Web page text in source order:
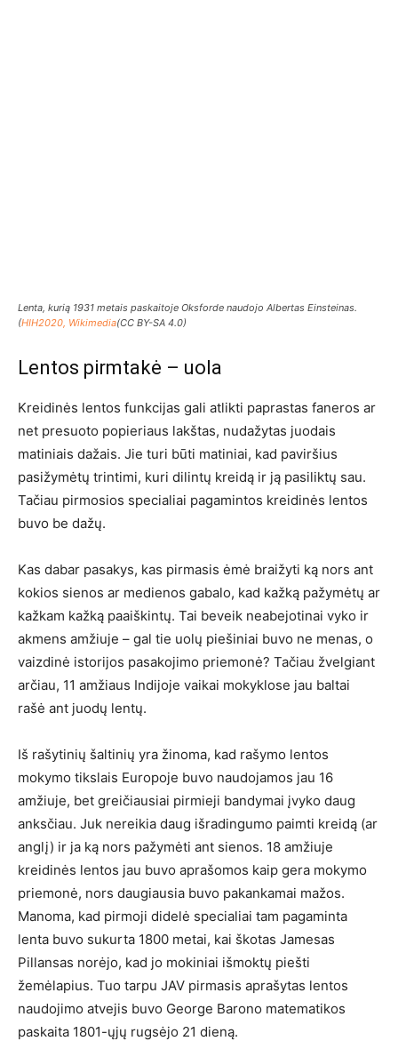
Lenta, kurią 1931 metais paskaitoje Oksforde naudojo Albertas Einsteinas.
(HIH2020, Wikimedia(CC BY-SA 4.0)
Lentos pirmtakė – uola
Kreidinės lentos funkcijas gali atlikti paprastas faneros ar
net presuoto popieriaus lakštas, nudažytas juodais
matiniais dažais. Jie turi būti matiniai, kad paviršius
pasižymėtų trintimi, kuri dilintų kreidą ir ją pasiliktų sau.
Tačiau pirmosios specialiai pagamintos kreidinės lentos
buvo be dažų.
Kas dabar pasakys, kas pirmasis ėmė braižyti ką nors ant
kokios sienos ar medienos gabalo, kad kažką pažymėtų ar
kažkam kažką paaiškintų. Tai beveik neabejotinai vyko ir
akmens amžiuje – gal tie uolų piešiniai buvo ne menas, o
vaizdinė istorijos pasakojimo priemonė? Tačiau žvelgiant
arčiau, 11 amžiaus Indijoje vaikai mokyklose jau baltai
rašė ant juodų lentų.
Iš rašytinių šaltinių yra žinoma, kad rašymo lentos
mokymo tikslais Europoje buvo naudojamos jau 16
amžiuje, bet greičiausiai pirmieji bandymai įvyko daug
anksčiau. Juk nereikia daug išradingumo paimti kreidą (ar
anglį) ir ja ką nors pažymėti ant sienos. 18 amžiuje
kreidinės lentos jau buvo aprašomos kaip gera mokymo
priemonė, nors daugiausia buvo pakankamai mažos.
Manoma, kad pirmoji didelė specialiai tam pagaminta
lenta buvo sukurta 1800 metai, kai škotas Jamesas
Pillansas norėjo, kad jo mokiniai išmoktų piešti
žemėlapius. Tuo tarpu JAV pirmasis aprašytas lentos
naudojimo atvejis buvo George Barono matematikos
paskaita 1801-ųjų rugsėjo 21 dieną.